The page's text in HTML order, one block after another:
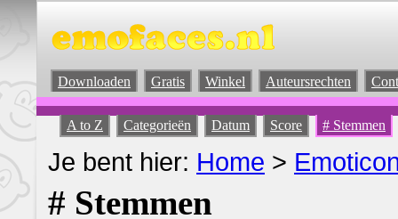
Downloaden Gratis Winkel Auteursrechten
A to Z Categorieën Datum Score # Stemmen
Je bent hier: Home >
# Stemmen